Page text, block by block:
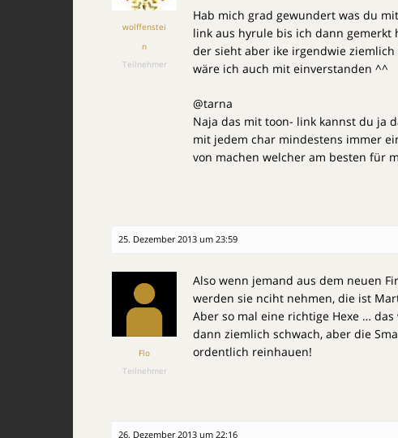
wolffenstei
n
Teilnehmer
Hab mich grad gewundert was du
link aus hyrule bis ich dann gemerkt
der sieht aber ike irgendwie
wäre ich auch mit einverstanden ^^
@tarna
Naja das mit toon- link kannst du ja
mit jedem char mindestens immer
von machen welcher am besten für
25. Dezember 2013 um 23:59
Flo
Teilnehmer
Also wenn jemand aus dem neuen
werden sie nciht nehmen, die ist
Aber so mal eine richtige Hexe …
dann ziemlich schwach, aber die
ordentlich reinhauen!
26. Dezember 2013 um 22:16